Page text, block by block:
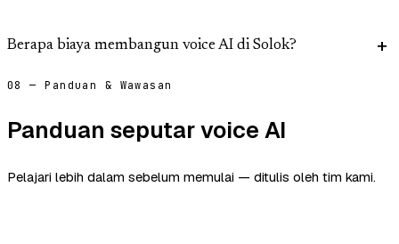
Berapa biaya membangun voice AI di Solok?
08 — Panduan & Wawasan
Panduan seputar voice AI
Pelajari lebih dalam sebelum memulai — ditulis oleh tim kami.